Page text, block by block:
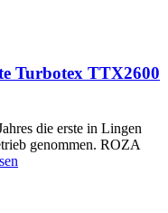
Turbotex TTX2600
die erste in Lingen
genommen. ROZA